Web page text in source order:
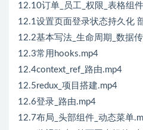
12.10订单_员工_权限_表格组
12.1设置页面登录状态持久化
12.2基本写法_生命周期_数据
12.3常用hooks.mp4
12.4context_ref_路由.mp4
12.5redux_项目搭建.mp4
12.6登录_路由.mp4
12.7布局_头部组件_动态菜单